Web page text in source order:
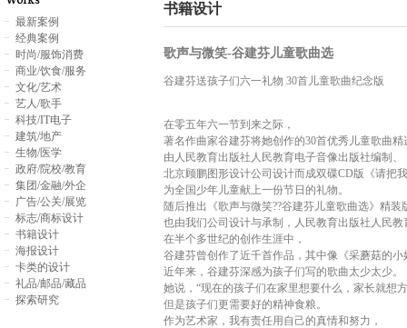
最新案例
经典案例
时尚/服饰消费
商业/饮食/服务
文化/艺术
艺人/歌手
科技/IT电子
建筑/地产
生物/医学
政府/院校/教育
集团/金融/外企
广告/公关/展览
标志/商标设计
书籍设计
海报设计
卡类的设计
礼品/邮品/藏品
探索研究
书籍设计
歌声与微笑-谷建芬儿童歌曲选
谷建芬送孩子们六一礼物 30首儿童歌曲纪念版
在零五年六一节到来之际，
著名作曲家谷建芬将她创作的30首优秀儿童歌曲精
由人民教育出版社人民教育电子音像出版社编制、
北京顾鹏图形设计公司设计而成双碟CD版《请把
为全国少年儿童献上一份节日的礼物。
随后推出《歌声与微笑??谷建芬儿童歌曲选》精装
也由我们公司设计与承制，人民教育出版社人民
在半个多世纪的创作生涯中，
谷建芬曾创作了近千首作品，其中像《采蘑菇的
近年来，谷建芬深感为孩子们写的歌曲太少太少。
她说，“现在的孩子们在家里想要什么，家长就想
但是孩子们更需要好的精神食粮。
作为艺术家，我有责任用自己的真情和努力，